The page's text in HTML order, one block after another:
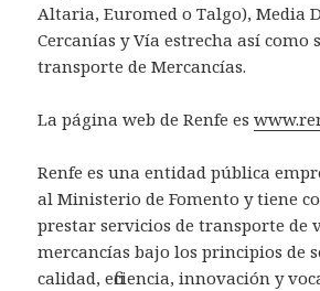
Altaria, Euromed o Talgo), Media
Cercanías y Vía estrecha así como
transporte de Mercancías.
La página web de Renfe es
Renfe es una entidad pública
al Ministerio de Fomento y tiene
prestar servicios de transporte de
mercancías bajo los principios de
calidad, eficiencia, innovación y